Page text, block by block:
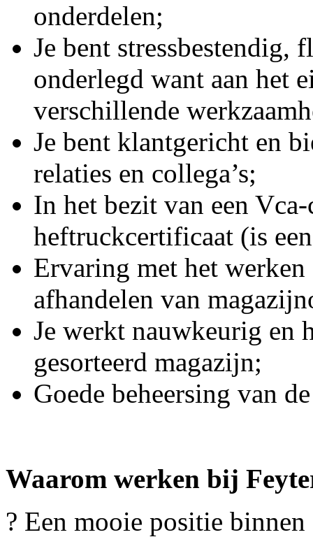
onderdelen;
Je bent stressbestendig,
onderlegd want aan het
verschillende
Je bent klantgericht en
relaties en collega’s;
In het bezit van een
heftruckcertificaat (is
Ervaring met het
afhandelen van
Je werkt nauwkeurig en
gesorteerd magazijn;
Goede beheersing van
Waarom werken bij
? Een mooie positie